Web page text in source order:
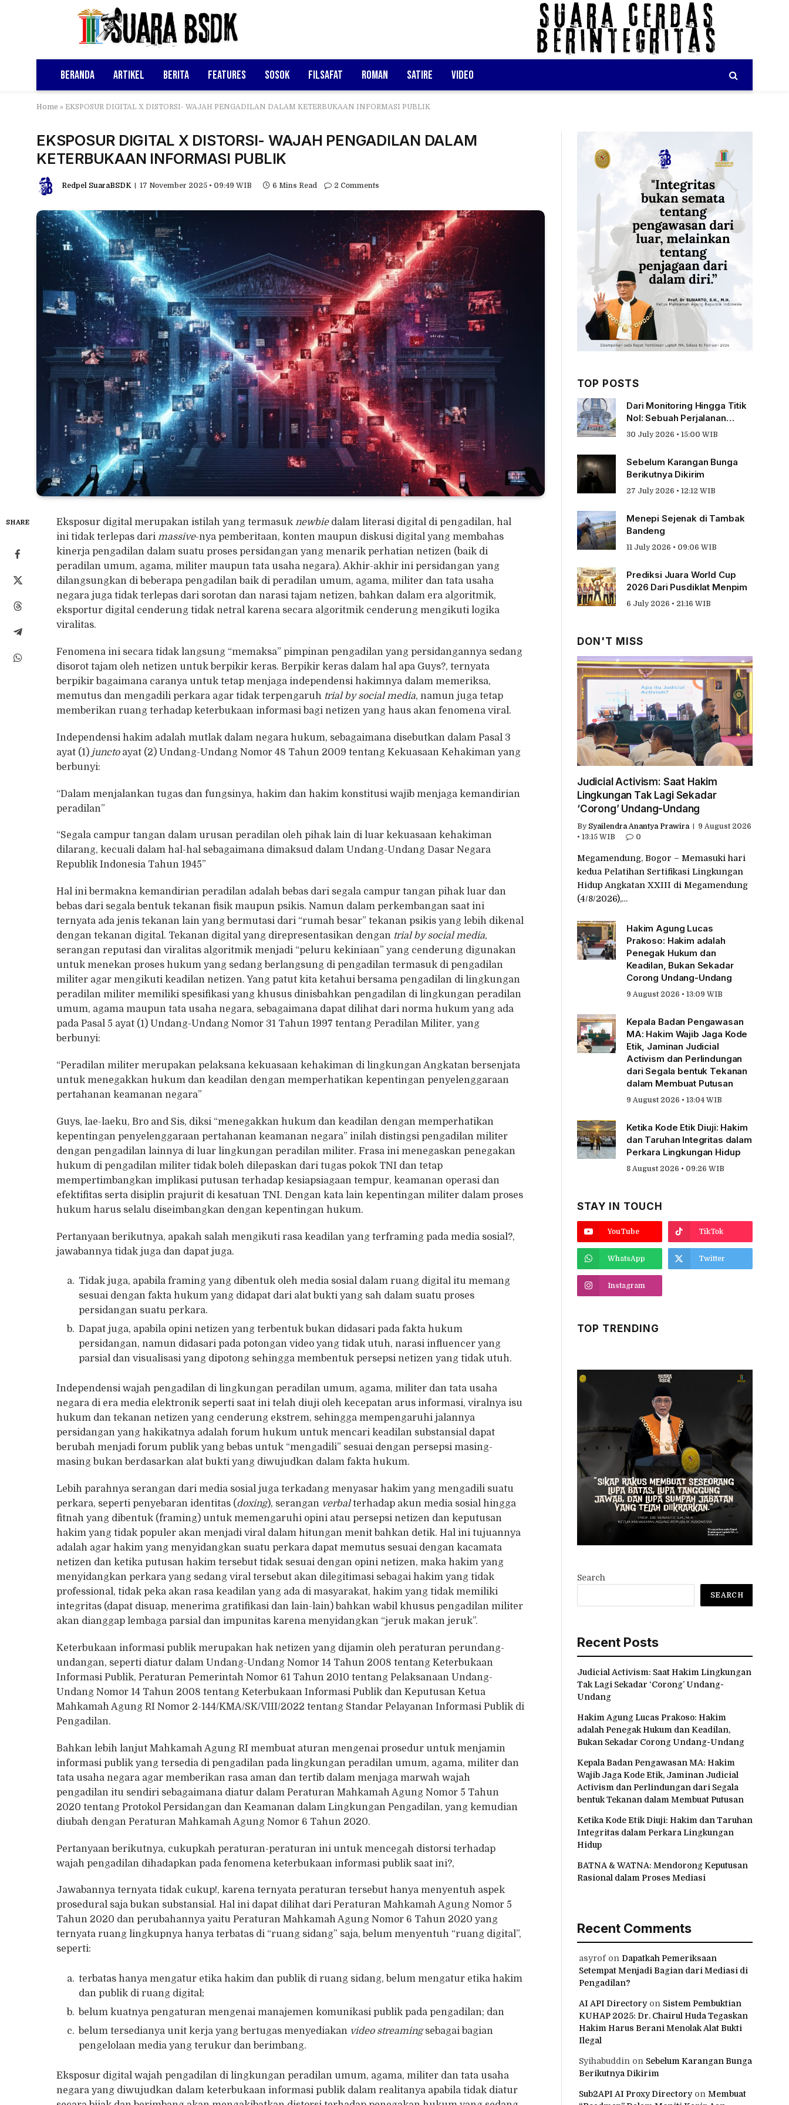
Beranda Artikel Berita Features Sosok Filsafat Roman Satire Video
Home » EKSPOSUR DIGITAL X DISTORSI- WAJAH PENGADILAN DALAM KETERBUKAAN INFORMASI PUBLIK
EKSPOSUR DIGITAL X DISTORSI- WAJAH PENGADILAN DALAM
KETERBUKAAN INFORMASI PUBLIK
Redpel SuaraBSDK 17 November 2025 • 09:49 WIB 6 Mins Read 2 Comments
SHARE Eksposur digital merupakan istilah yang termasuknewbiedalam literasi digital di pengadilan, hal
ini tidak terlepas darimassive-nya pemberitaan, konten maupun diskusi digital yang membahas
kinerja pengadilan dalam suatu proses persidangan yang menarik perhatian netizen (baik di
peradilan umum, agama, militer maupun tata usaha negara). Akhir-akhir ini persidangan yang
dilangsungkan di beberapa pengadilan baik di peradilan umum, agama, militer dan tata usaha
negara juga tidak terlepas dari sorotan dan narasi tajam netizen, bahkan dalam era algoritmik,
eksportur digital cenderung tidak netral karena secara algoritmik cenderung mengikuti logika
viralitas.
Fenomena ini secara tidak langsung “memaksa” pimpinan pengadilan yang persidangannya sedang
disorot tajam oleh netizen untuk berpikir keras. Berpikir keras dalam hal apa Guys?, ternyata
berpikir bagaimana caranya untuk tetap menjaga independensi hakimnya dalam memeriksa,
memutus dan mengadili perkara agar tidak terpengaruh trial by social media, namun juga tetap
memberikan ruang terhadap keterbukaan informasi bagi netizen yang haus akan fenomena viral.
Independensi hakim adalah mutlak dalam negara hukum, sebagaimana disebutkan dalam Pasal 3
ayat (1) junctoayat (2) Undang-Undang Nomor 48 Tahun 2009 tentang Kekuasaan Kehakiman yang
berbunyi:
“Dalam menjalankan tugas dan fungsinya, hakim dan hakim konstitusi wajib menjaga kemandirian
peradilan”
“Segala campur tangan dalam urusan peradilan oleh pihak lain di luar kekuasaan kehakiman
dilarang, kecuali dalam hal-hal sebagaimana dimaksud dalam Undang-Undang Dasar Negara
Republik Indonesia Tahun 1945”
Hal ini bermakna kemandirian peradilan adalah bebas dari segala campur tangan pihak luar dan
bebas dari segala bentuk tekanan fisik maupun psikis. Namun dalam perkembangan saat ini
ternyata ada jenis tekanan lain yang bermutasi dari “rumah besar” tekanan psikis yang lebih dikenal
dengan tekanan digital. Tekanan digital yang direpresentasikan dengan trial by social media,
serangan reputasi dan viralitas algoritmik menjadi “peluru kekiniaan” yang cenderung digunakan
untuk menekan proses hukum yang sedang berlangsung di pengadilan termasuk di pengadilan
militer agar mengikuti keadilan netizen. Yang patut kita ketahui bersama pengadilan di lingkungan
peradilan militer memiliki spesifikasi yang khusus dinisbahkan pengadilan di lingkungan peradilan
umum, agama maupun tata usaha negara, sebagaimana dapat dilihat dari norma hukum yang ada
pada Pasal 5 ayat (1) Undang-Undang Nomor 31 Tahun 1997 tentang Peradilan Militer, yang
berbunyi:
“Peradilan militer merupakan pelaksana kekuasaan kehakiman di lingkungan Angkatan bersenjata
untuk menegakkan hukum dan keadilan dengan memperhatikan kepentingan penyelenggaraan
pertahanan keamanan negara”
Guys, lae-laeku, Bro and Sis, diksi “menegakkan hukum dan keadilan dengan memperhatikan
kepentingan penyelenggaraan pertahanan keamanan negara” inilah distingsi pengadilan militer
dengan pengadilan lainnya di luar lingkungan peradilan militer. Frasa ini menegaskan penegakan
hukum di pengadilan militer tidak boleh dilepaskan dari tugas pokok TNI dan tetap
mempertimbangkan implikasi putusan terhadap kesiapsiagaan tempur, keamanan operasi dan
efektifitas serta disiplin prajurit di kesatuan TNI. Dengan kata lain kepentingan militer dalam proses
hukum harus selalu diseimbangkan dengan kepentingan hukum.
Pertanyaan berikutnya, apakah salah mengikuti rasa keadilan yang terframing pada media sosial?,
jawabannya tidak juga dan dapat juga.
Tidak juga, apabila framing yang dibentuk oleh media sosial dalam ruang digital itu memang
sesuai dengan fakta hukum yang didapat dari alat bukti yang sah dalam suatu proses
persidangan suatu perkara.
Dapat juga, apabila opini netizen yang terbentuk bukan didasari pada fakta hukum
persidangan, namun didasari pada potongan video yang tidak utuh, narasi influencer yang
parsial dan visualisasi yang dipotong sehingga membentuk persepsi netizen yang tidak utuh.
Independensi wajah pengadilan di lingkungan peradilan umum, agama, militer dan tata usaha
negara di era media elektronik seperti saat ini telah diuji oleh kecepatan arus informasi, viralnya isu
hukum dan tekanan netizen yang cenderung ekstrem, sehingga mempengaruhi jalannya
persidangan yang hakikatnya adalah forum hukum untuk mencari keadilan substansial dapat
berubah menjadi forum publik yang bebas untuk “mengadili” sesuai dengan persepsi masing-
masing bukan berdasarkan alat bukti yang diwujudkan dalam fakta hukum.
Lebih parahnya serangan dari media sosial juga terkadang menyasar hakim yang mengadili suatu
perkara, seperti penyebaran identitas (doxing), serangan verbalterhadap akun media sosial hingga
fitnah yang dibentuk (framing) untuk memengaruhi opini atau persepsi netizen dan keputusan
hakim yang tidak populer akan menjadi viral dalam hitungan menit bahkan detik. Hal ini tujuannya
adalah agar hakim yang menyidangkan suatu perkara dapat memutus sesuai dengan kacamata
netizen dan ketika putusan hakim tersebut tidak sesuai dengan opini netizen, maka hakim yang
menyidangkan perkara yang sedang viral tersebut akan dilegitimasi sebagai hakim yang tidak
professional, tidak peka akan rasa keadilan yang ada di masyarakat, hakim yang tidak memiliki
integritas (dapat disuap, menerima gratifikasi dan lain-lain) bahkan wabil khusus pengadilan militer
akan dianggap lembaga parsial dan impunitas karena menyidangkan “jeruk makan jeruk”.
Keterbukaan informasi publik merupakan hak netizen yang dijamin oleh peraturan perundang-
undangan, seperti diatur dalam Undang-Undang Nomor 14 Tahun 2008 tentang Keterbukaan
Informasi Publik, Peraturan Pemerintah Nomor 61 Tahun 2010 tentang Pelaksanaan Undang-
Undang Nomor 14 Tahun 2008 tentang Keterbukaan Informasi Publik dan Keputusan Ketua
Mahkamah Agung RI Nomor 2-144/KMA/SK/VIII/2022 tentang Standar Pelayanan Informasi Publik di
Pengadilan.
Bahkan lebih lanjut Mahkamah Agung RI membuat aturan mengenai prosedur untuk menjamin
informasi publik yang tersedia di pengadilan pada lingkungan peradilan umum, agama, militer dan
tata usaha negara agar memberikan rasa aman dan tertib dalam menjaga marwah wajah
pengadilan itu sendiri sebagaimana diatur dalam Peraturan Mahkamah Agung Nomor 5 Tahun
2020 tentang Protokol Persidangan dan Keamanan dalam Lingkungan Pengadilan, yang kemudian
diubah dengan Peraturan Mahkamah Agung Nomor 6 Tahun 2020.
Pertanyaan berikutnya, cukupkah peraturan-peraturan ini untuk mencegah distorsi terhadap
wajah pengadilan dihadapkan pada fenomena keterbukaan informasi publik saat ini?,
Jawabannya ternyata tidak cukup!, karena ternyata peraturan tersebut hanya menyentuh aspek
prosedural saja bukan substansial. Hal ini dapat dilihat dari Peraturan Mahkamah Agung Nomor 5
Tahun 2020 dan perubahannya yaitu Peraturan Mahkamah Agung Nomor 6 Tahun 2020 yang
ternyata ruang lingkupnya hanya terbatas di “ruang sidang” saja, belum menyentuh “ruang digital”,
seperti:
terbatas hanya mengatur etika hakim dan publik di ruang sidang, belum mengatur etika hakim
dan publik di ruang digital;
belum kuatnya pengaturan mengenai manajemen komunikasi publik pada pengadilan; dan
belum tersedianya unit kerja yang bertugas menyediakan video streamingsebagai bagian
pengelolaan media yang terukur dan berimbang.
Eksposur digital wajah pengadilan di lingkungan peradilan umum, agama, militer dan tata usaha
negara yang diwujudkan dalam keterbukaan informasi publik dalam realitanya apabila tidak diatur
TOP POSTS
Dari Monitoring Hingga Titik
Nol: Sebuah Perjalanan
Tentang Pengabdian
30 July 2026 • 15:00 WIB
Sebelum Karangan Bunga
Berikutnya Dikirim
27 July 2026 • 12:12 WIB
Menepi Sejenak di Tambak
Bandeng
11 July 2026 • 09:06 WIB
Prediksi Juara World Cup
2026 Dari Pusdiklat Menpim
6 July 2026 • 21:16 WIB
DON'T MISS
Judicial Activism: Saat Hakim
Lingkungan Tak Lagi Sekadar
‘Corong’ Undang-Undang
By Syailendra Anantya Prawira
9 August 2026
• 13:15 WIB
0
Megamendung, Bogor – Memasuki hari
kedua Pelatihan Sertifikasi Lingkungan
Hidup Angkatan XXIII di Megamendung
(4/8/2026),…
Hakim Agung Lucas
Prakoso: Hakim adalah
Penegak Hukum dan
Keadilan, Bukan Sekadar
Corong Undang-Undang
9 August 2026 • 13:09 WIB
Kepala Badan Pengawasan
MA: Hakim Wajib Jaga Kode
Etik, Jaminan Judicial
Activism dan Perlindungan
dari Segala bentuk Tekanan
dalam Membuat Putusan
9 August 2026 • 13:04 WIB
Ketika Kode Etik Diuji: Hakim
dan Taruhan Integritas dalam
Perkara Lingkungan Hidup
8 August 2026 • 09:26 WIB
STAY IN TOUCH
YouTube TikTok
WhatsApp Twitter
Instagram
TOP TRENDING
Search
SEARCH
Recent Posts
Judicial Activism: Saat Hakim Lingkungan
Tak Lagi Sekadar ‘Corong’ Undang-
Undang
Hakim Agung Lucas Prakoso: Hakim
adalah Penegak Hukum dan Keadilan,
Bukan Sekadar Corong Undang-Undang
Kepala Badan Pengawasan MA: Hakim
Wajib Jaga Kode Etik, Jaminan Judicial
Activism dan Perlindungan dari Segala
bentuk Tekanan dalam Membuat Putusan
Ketika Kode Etik Diuji: Hakim dan Taruhan
Integritas dalam Perkara Lingkungan
Hidup
BATNA & WATNA: Mendorong Keputusan
Rasional dalam Proses Mediasi
Recent Comments
asyrofon Dapatkah Pemeriksaan
Setempat Menjadi Bagian dari Mediasi di
Pengadilan?
AI API Directoryon Sistem Pembuktian
KUHAP 2025: Dr. Chairul Huda Tegaskan
Hakim Harus Berani Menolak Alat Bukti
Ilegal
Syihabuddin on Sebelum Karangan Bunga
Berikutnya Dikirim
Sub2API AI Proxy Directoryon Membuat